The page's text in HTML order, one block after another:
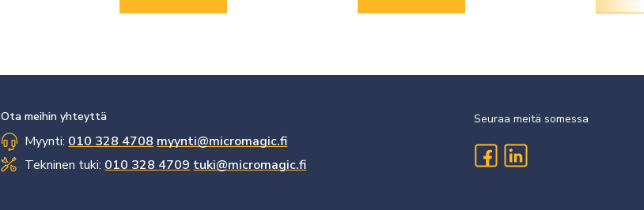
Ota meihin yhteyttä
Myynti: 010 328 4708 myynti@micromagic.fi
Tekninen tuki: 010 328 4709 tuki@micromagic.fi
Seuraa meitä somessa